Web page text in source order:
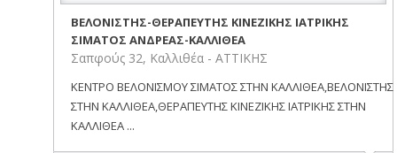
ΒΕΛΟΝΙΣΤΗΣ-ΘΕΡΑΠΕΥΤΗΣ ΚΙΝΕΖΙΚΗΣ ΙΑΤΡΙΚΗΣ
ΣΙΜΑΤΟΣ ΑΝΔΡΕΑΣ-ΚΑΛΛΙΘΕΑ
Σαπφούς 32, Καλλιθέα - ΑΤΤΙΚΗΣ
ΚΕΝΤΡΟ ΒΕΛΟΝΙΣΜΟΥ ΣΙΜΑΤΟΣ ΣΤΗΝ ΚΑΛΛΙΘΕΑ,ΒΕΛΟΝΙΣΤΗΣ
ΣΤΗΝ ΚΑΛΛΙΘΕΑ,ΘΕΡΑΠΕΥΤΗΣ ΚΙΝΕΖΙΚΗΣ ΙΑΤΡΙΚΗΣ ΣΤΗΝ
ΚΑΛΛΙΘΕΑ ...